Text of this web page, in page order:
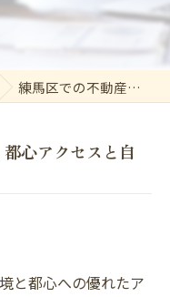
練馬区での不動産投資信託: 都心アクセスと自然環境が魅力の理由
心アクセスと自
と都心への優れたア